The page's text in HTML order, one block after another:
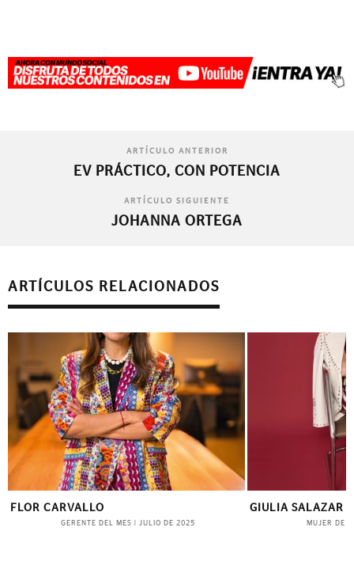
ARTÍCULO ANTERIOR
EV PRÁCTICO, CON POTENCIA
ARTÍCULO SIGUIENTE
JOHANNA ORTEGA
ARTÍCULOS RELACIONADOS
GIULIA SALAZAR CHIAPPE
MUJER DE HOY| JUNIO DE 2025
INGRID DE YCAZA
ENERO 2023